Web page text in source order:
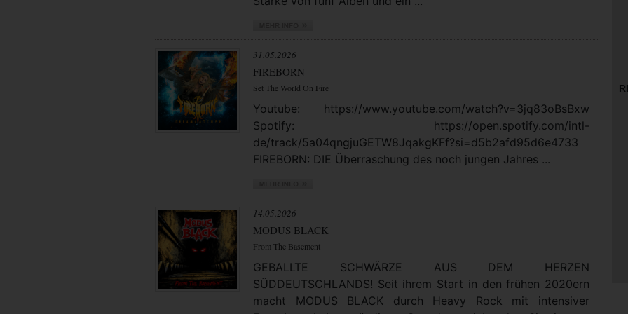
31.05.2026
FIREBORN
Set The World On Fire
Youtube: https://www.youtube.com/watch?v=3jq83oBsBxw
Spotify: https://open.spotify.com/intl-
de/track/5a04qngjuGETW8JqakgKFf?si=d5b2afd95d6e4733
FIREBORN: DIE Überraschung des noch jungen Jahres ...
14.05.2026
MODUS BLACK
From The Basement
GEBALLTE SCHWÄRZE AUS DEM HERZEN
SÜDDEUTSCHLANDS! Seit ihrem Start in den frühen 2020ern
macht MODUS BLACK durch Heavy Rock mit intensiver